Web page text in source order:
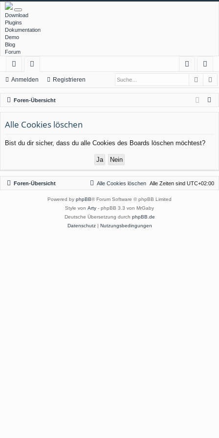
Download
Plugins
Dokumentation
Demo
Blog
Forum
ch
ne
llz
ug
rif
or
en
m
el
n
ist
rie
n
Anmelden Registrieren
Foren-Übersicht
Alle Cookies löschen
Bist du dir sicher, dass du alle Cookies des Boards löschen möchtest?
Foren-Übersicht Alle Zeiten sind UTC+02:00
Alle Cookies löschen
Powered by phpBB® Forum Software © phpBB Limited
Style von Arty - phpBB 3.3 von MrGaby
Deutsche Übersetzung durch phpBB.de
Datenschutz| Nutzungsbedingungen